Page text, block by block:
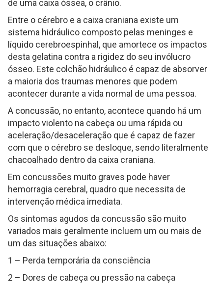
de uma caixa óssea, o crânio.
Entre o cérebro e a caixa craniana existe um
sistema hidráulico composto pelas meninges e
líquido cerebroespinhal, que amortece os impactos
desta gelatina contra a rigidez do seu invólucro
ósseo. Este colchão hidráulico é capaz de absorver
a maioria dos traumas menores que podem
acontecer durante a vida normal de uma pessoa.
A concussão, no entanto, acontece quando há um
impacto violento na cabeça ou uma rápida ou
aceleração/desaceleração que é capaz de fazer
com que o cérebro se desloque, sendo literalmente
chacoalhado dentro da caixa craniana.
Em concussões muito graves pode haver
hemorragia cerebral, quadro que necessita de
intervenção médica imediata.
Os sintomas agudos da concussão são muito
variados mais geralmente incluem um ou mais de
um das situações abaixo:
1 – Perda temporária da consciência
2 – Dores de cabeça ou pressão na cabeça